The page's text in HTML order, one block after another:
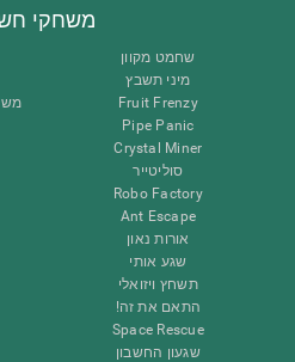
משחקי
שחמט מקוון
מיני תשבץ
Fruit Frenzy
Pipe Panic
Crystal Miner
סוליטייר
Robo Factory
Ant Escape
אורות נאון
שגע אותי
תשחץ ויזואלי
התאם את זה!
Space Rescue
שגעון החשבון